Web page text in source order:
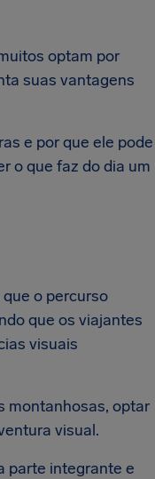
optam por
suas vantagens
e por que ele pode
o que faz do dia um
o percurso
que os viajantes
visuais
montanhosas, optar
visual.
parte integrante e